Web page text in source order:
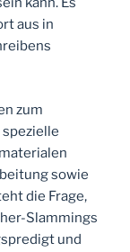
aus in
zum
sowie
die Frage,
Slammings
und